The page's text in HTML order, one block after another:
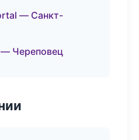
— Санкт-
Череповец